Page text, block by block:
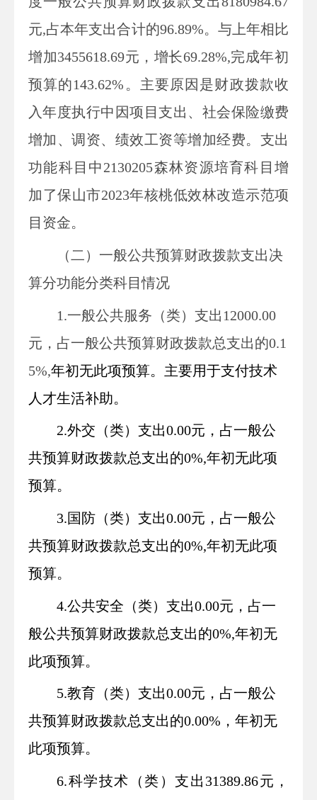
元,占本年支出合计的96.89%。与上年相比
增加3455618.69元，增长69.28%,完成年初
预算的143.62%。 主要原因 是财政拨款收
入年度执行中因项目支出、社会保险缴费
增加、调资、绩效工资等增加经费。支出
功能科目中2130205森林资源培育科目增
加了保山市2023年核桃低效林改造示范项
目资金。
（二）一般公共预算财政拨款支出决
算分功能分类科目情况
1.一般公共服务（类）支出 12000.00
元 ， 占一般公共预算财政拨款总支出的0.1
5%,年初无此项预算。 主要用于支付技术
人才生活补助。
2.外交（类）支出0.00元 ， 占一般公
共预算财政拨款总支出的0%,年初无此项
预算。
3.国防（类）支出0.00元 ， 占一般公
共预算财政拨款总支出的0%,年初无此项
预算。
4.公共安全（类）支出0.00元 ， 占一
般公共预算财政拨款总支出的0%,年初无
此项预算。
5.教育（类）支出0.00元，占一般公
共预算财政拨款总支出的0.00%，年初无
此项预算。
6.科学技术（类）支出31389.86元，